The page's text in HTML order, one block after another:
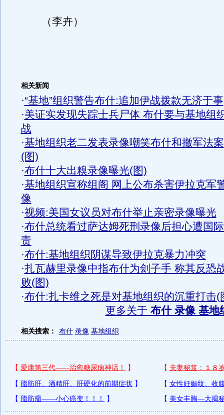
（李卉）
相关新闻
·“基地”组织警告布什:追加伊战拨款无济于事
·美证实发现失踪士兵尸体 布什要与基地组
战
·基地组织老二发表录像嘲笑布什和撤军法案
(图)
·布什十大出糗录像曝光(图)
·基地组织宣称组阁 网上公布杀害伊拉克军
像
·视频:美国女议员对布什举止亲密录像曝光
·布什总统看过萨达姆死刑录像后担心遭国
责
·布什:基地组织阴谋导致伊拉克暴力冲突
·扎瓦赫里录像中指布什为刽子手 称其反恐
败(图)
·布什:扎卡维之死是对基地组织的沉重打击(
更多关于 布什 录像 基地
相关搜索： 布什 录像 基地组织